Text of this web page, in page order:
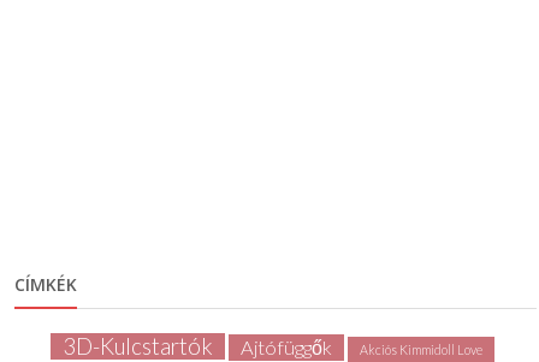
CÍMKÉK
3D-Kulcstartók Ajtófüggők
Akciós Kimmidoll Love